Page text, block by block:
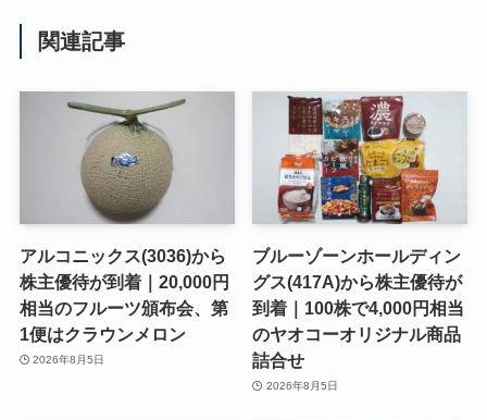
関連記事
アルコニックス(3036)から
株主優待が到着｜20,000円
相当のフルーツ頒布会、第
1便はクラウンメロン
2026年8月5日
ブルーゾーンホールディン
グス(417A)から株主優待が
到着｜100株で4,000円相当
のヤオコーオリジナル商品
詰合せ
2026年8月5日